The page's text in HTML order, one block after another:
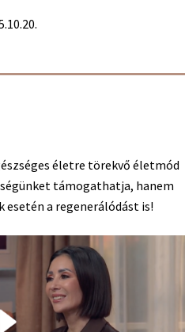
életre törekvő életmód
támogathatja, hanem
esetén a regenerálódást is!